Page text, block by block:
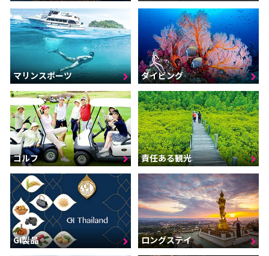
マリンスポーツ ダイビング
ゴルフ 責任ある観光
GI製品 ロングステイ